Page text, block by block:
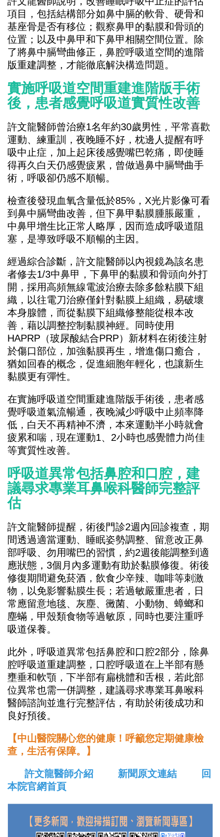
項目，包括結構部分如鼻中膈的軟骨、硬骨和
基座骨是否有移位；觀察鼻甲的黏膜和骨頭的
位置；以及中鼻甲和下鼻甲相關空間位置。除
了將鼻中膈彎曲修正，鼻腔呼吸道空間的進階
版重建調整，才能徹底解決構造問題。
實施呼吸道空間重建進階版手術
後，患者感覺呼吸道實質性改善
許文龍醫師曾治療1名年約30歲男性，平常喜歡
運動、練重訓，夜晚睡不好，枕邊人提醒有呼
吸中止症，加上起床後感覺嘴巴乾痛，即使睡
得再久白天仍感覺疲累，曾做過鼻中膈彎曲手
術，呼吸卻仍感不順暢。
檢查後發現血氧含量低於85%，X光片影像可看
到鼻中膈彎曲改善，但下鼻甲黏膜腫脹嚴重，
中鼻甲增生比正常人略厚，因而造成呼吸道阻
塞，是導致呼吸不順暢的主因。
經過綜合診斷，許文龍醫師以內視鏡為該名患
者修去1/3中鼻甲，下鼻甲的黏膜和骨頭向外打
開，採用高頻無線電波治療去除多餘粘膜下組
織，以往電刀治療僅針對黏膜上組織，易破壞
本身腺體，而從黏膜下組織修整能從根本改
善，藉以調整控制黏膜神經。同時使用
HAPRP（玻尿酸結合PRP）新材料在術後注射
於傷口部位，加強黏膜再生，增進傷口癒合，
猶如回春的概念，促進細胞年輕化，也讓新生
黏膜更有彈性。
在實施呼吸道空間重建進階版手術後，患者感
覺呼吸道氣流暢通，夜晚減少呼吸中止頻率降
低，白天不再精神不濟，本來運動半小時就會
疲累和喘，現在運動1、2小時也感覺體力尚佳
等實質性改善。
呼吸道異常包括鼻腔和口腔，建
議尋求專業耳鼻喉科醫師完整評
估
許文龍醫師提醒，術後門診2週內回診複查，期
間透過適當運動、睡眠姿勢調整、留意改正鼻
部呼吸、勿用嘴巴的習慣，約2週後能調整到適
應狀態，3個月內多運動有助於黏膜修復。術後
修復期間避免菸酒，飲食少辛辣、咖啡等刺激
物，以免影響黏膜生長；若過敏嚴重患者，日
常應留意地毯、灰塵、黴菌、小動物、蟑螂和
塵蟎，甲殼類食物等過敏原，同時也要注重呼
吸道保養。
此外，呼吸道異常包括鼻腔和口腔2部分，除鼻
腔呼吸道重建調整，口腔呼吸道在上半部有懸
壅垂和軟顎，下半部有扁桃體和舌根，若此部
位異常也需一併調整，建議尋求專業耳鼻喉科
醫師諮詢並進行完整評估，有助於術後成功和
良好預後。
【中山醫院關心您的健康！呼籲您定期健康檢
查，生活有保障。】
許文龍醫師介紹
新聞原文連結
回
本院官網首頁